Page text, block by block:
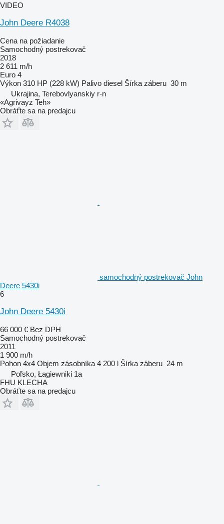
VIDEO
John Deere R4038
Cena na požiadanie
Samochodný postrekovač
2018
2 611 m/h
Euro 4
Výkon 310 HP (228 kW) Palivo diesel Šírka záberu 30 m
Ukrajina, Terebovlyanskiy r-n
«Agrivayz Teh»
Obráťte sa na predajcu
samochodný postrekovač John
Deere 5430i
6
John Deere 5430i
66 000 € Bez DPH
Samochodný postrekovač
2011
1 900 m/h
Pohon 4x4 Objem zásobníka 4 200 l Šírka záberu 24 m
Poľsko, Łagiewniki 1a
FHU KLECHA
Obráťte sa na predajcu